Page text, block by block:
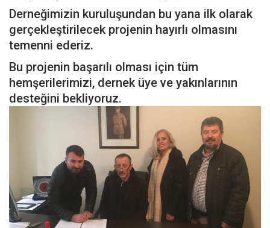
Derneğimizin kuruluşundan bu yana ilk olarak
gerçekleştirilecek projenin hayırlı olmasını
temenni ederiz.
Bu projenin başarılı olması için tüm
hemşerilerimizi, dernek üye ve yakınlarının
desteğini bekliyoruz.